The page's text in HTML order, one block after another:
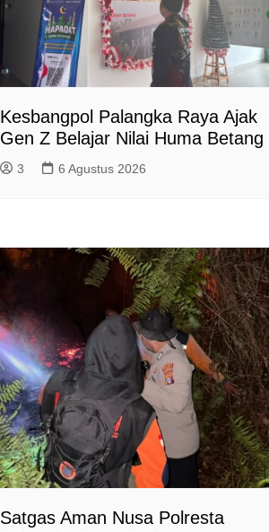
Kesbangpol Palangka Raya Ajak
Gen Z Belajar Nilai Huma Betang
3 6 Agustus 2026
Satgas Aman Nusa Polresta